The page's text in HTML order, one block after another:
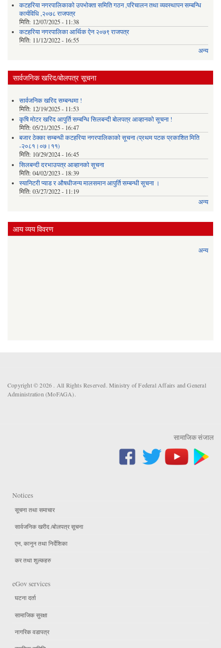
कटहरिया नगरपालिकाको उपभोक्ता समिति गठन ,परिचालन तथा व्यवस्थापन सम्बन्धि
कार्यविधि ,२०७८ राजपत्र
मिति: 12/07/2025 - 11:38
कटहरिया नगरपालिका आर्थिक ऐन २०७९ राजपत्र
मिति: 11/12/2022 - 16:55
अन्य
सार्वजनिक खरिद/बोलपत्र सूचना
सार्वजनिक खरिद सम्बन्धमा !
मिति: 12/19/2025 - 11:53
कृषि मोटर खरिद आपुर्ति सम्बन्धि सिलबन्दी बोलपत्र आव्हानको सूचना !
मिति: 05/21/2025 - 16:47
बजार ठेक्का सम्बन्धी कटहरिया नगरपालिकाको सूचना (प्रथम पटक प्रकाशित मिति
-२०८१।०७।११)
मिति: 10/29/2024 - 16:45
सिलबन्दी दरभाउपत्र आव्हानको सूचना
मिति: 04/02/2023 - 18:39
स्यानिटरी प्याड र ‌औषधीजन्य मालसमान आपुर्ति सम्बन्धी सूचना ।
मिति: 03/27/2022 - 11:19
अन्य
आय व्यय विवरण
अन्य
Copyright © 2026 . All Rights Reserved. Ministry of Federal Affairs and General
Administration (MoFAGA).
सामाजिक संजाल
Notices
सूचना तथा समाचार
सार्वजनिक खरीद /बोलपत्र सूचना
एन, कानुन तथा निर्देशिका
कर तथा शुल्कहरु
eGov services
घटना दर्ता
सामाजिक सुरक्षा
नागरिक वडापत्र